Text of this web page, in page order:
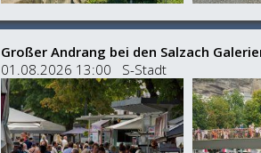
Großer Andrang bei den Salzach
01.08.2026 13:00 S-Stadt